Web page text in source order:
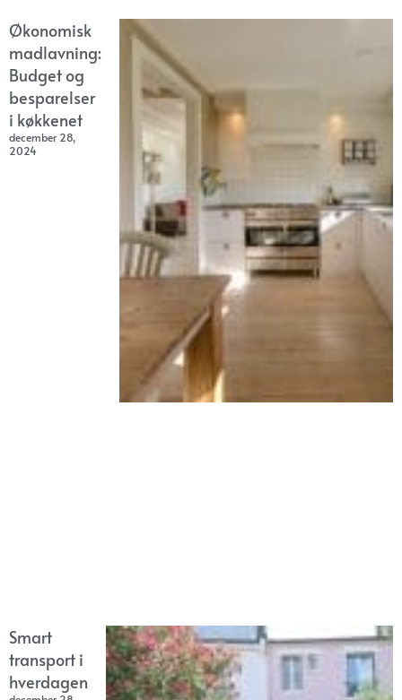
Økonomisk
madlavning:
Budget og
besparelser
i køkkenet
december 28,
2024
Smart
transport i
hverdagen